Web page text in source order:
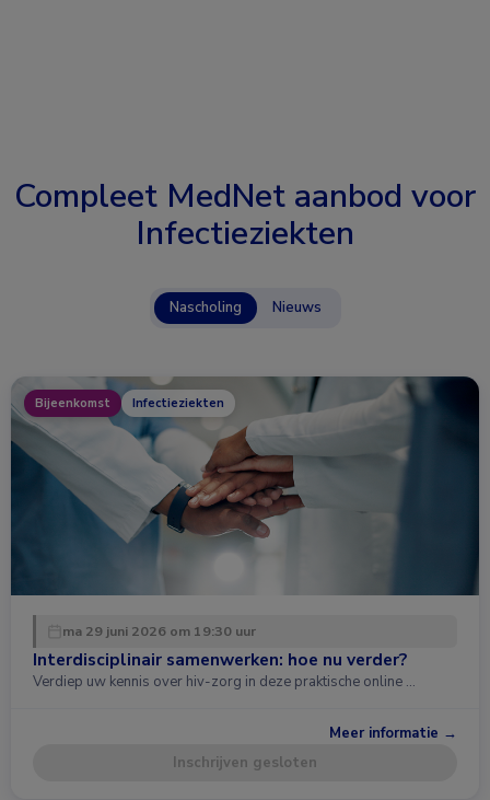
Compleet MedNet aanbod voor
Infectieziekten
Nascholing Nieuws
Bijeenkomst Infectieziekten
ma 29 juni 2026 om 19:30 uur
Interdisciplinair samenwerken: hoe nu verder?
Verdiep uw kennis over hiv-zorg in deze praktische online …
Meer informatie →
Inschrijven gesloten